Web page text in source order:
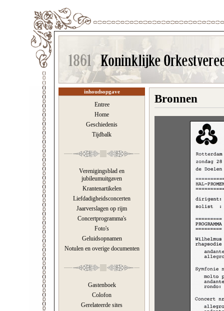
inhoudsopgave
Entree
Home
Geschiedenis
Tijdbalk
Verenigingsblad en
jubileumuitgaven
Krantenartikelen
Liefdadigheidsconcerten
Jaarverslagen op rijm
Concertprogramma's
Foto's
Geluidsopnamen
Notulen en overige documenten
Gastenboek
Colofon
Gerelateerde sites
Bronnen